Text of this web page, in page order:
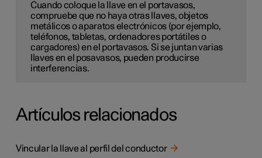
Cuando coloque la llave en el portavasos,
compruebe que no haya otras llaves, objetos
metálicos o aparatos electrónicos (por ejemplo,
teléfonos, tabletas, ordenadores portátiles o
cargadores) en el portavasos. Si se juntan varias
llaves en el posavasos, pueden producirse
interferencias.
Artículos relacionados
Vincular la llave al perfil del conductor